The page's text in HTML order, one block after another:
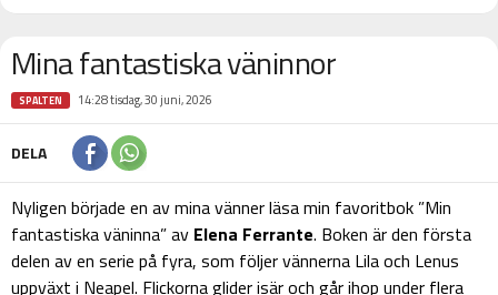
Mina fantastiska väninnor
SPALTEN 14:28 tisdag, 30 juni, 2026
DELA
Nyligen började en av mina vänner läsa min favoritbok ”Min
fantastiska väninna” av Elena Ferrante. Boken är den första
delen av en serie på fyra, som följer vännerna Lila och Lenus
uppväxt i Neapel. Flickorna glider isär och går ihop under flera